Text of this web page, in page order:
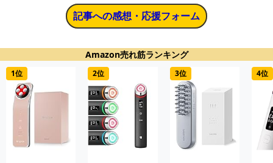
記事への感想・応援フォーム
Amazon売れ筋ランキング
1位 2位 3位 4位